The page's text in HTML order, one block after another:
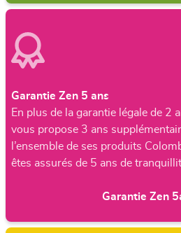
Garantie Zen 5 ans
En plus de la garantie légale de 2
vous propose 3 ans
l’ensemble de ses produits
êtes assurés de 5 ans de
Garantie Zen